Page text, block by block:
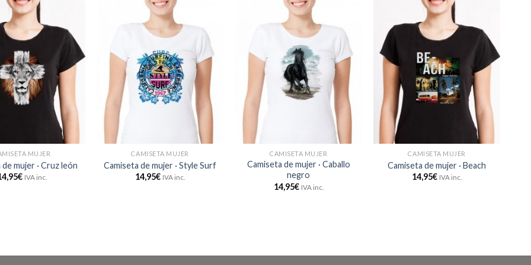
MUJER
mujer · Cruz león
€ IVA inc.
CAMISETA MUJER
Camiseta de mujer · Style Surf
14,95€ IVA inc.
CAMISETA MUJER
Camiseta de mujer · Caballo
negro
14,95€ IVA inc.
CAMISETA MUJER
Camiseta de mujer · Beach
14,95€ IVA inc.